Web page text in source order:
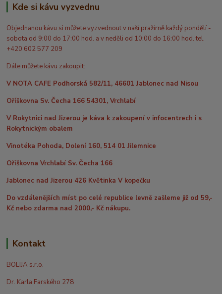
Kde si kávu vyzvednu
Objednanou kávu si můžete vyzvednout v naší pražírně každý pondělí -
sobota od 9:00 do 17:00 hod. a v neděli od 10:00 do 16:00 hod. tel.
+420 602 577 209
Dále můžete kávu zakoupit:
V NOTA CAFE Podhorská 582/11, 46601 Jablonec nad Nisou
Oříškovna Sv. Čecha 166 54301, Vrchlabí
V Rokytnici nad Jizerou je káva k zakoupení v infocentrech i s
Rokytnickým obalem
Vinotéka Pohoda, Dolení 160, 514 01 Jilemnice
Oříškovna Vrchlabí Sv. Čecha 166
Jablonec nad Jizerou 426 Květinka V kopečku
Do vzdálenějších míst po celé republice levně zašleme již od 59,-
Kč nebo zdarma nad 2000,- Kč nákupu.
Kontakt
BOLIJA s.r.o.
Dr. Karla Farského 278